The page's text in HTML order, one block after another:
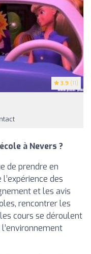
3.9 (11)
à Nevers ?
de prendre en
des
et les avis
rencontrer les
cours se déroulent